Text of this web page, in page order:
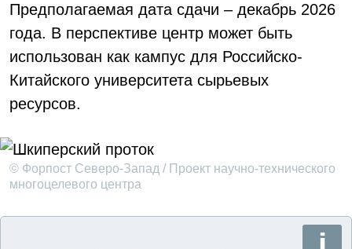
Предполагаемая дата сдачи – декабрь 2026
года. В перспективе центр может быть
использован как кампус для Российско-
Китайского университета сырьевых
ресурсов.
© Форпост Северо-Запад / Проект научно-технического
многоцелевого центра